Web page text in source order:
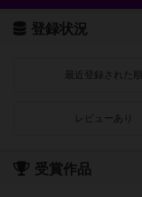
登録状況
最近登録された順
レビューあり
受賞作品